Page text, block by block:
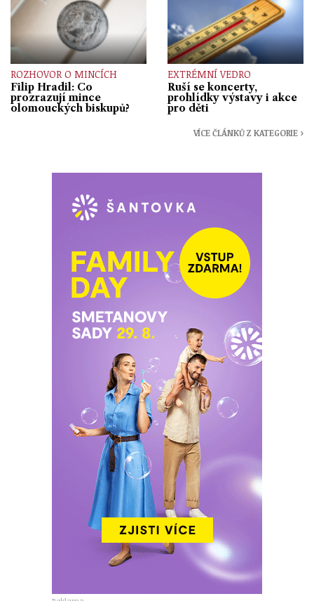
ROZHOVOR O MINCÍCH
Filip Hradil: Co
prozrazují mince
olomouckých biskupů?
EXTRÉMNÍ VEDRO
Ruší se koncerty,
prohlídky výstavy i akce
pro děti
VÍCE ČLÁNKŮ Z KATEGORIE ›